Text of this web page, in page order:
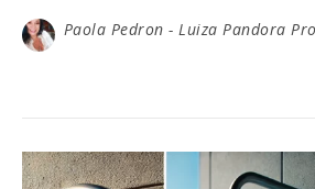
Paola Pedron - Luiza Pandora